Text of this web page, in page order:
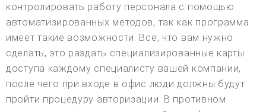
контролировать работу персонала с помощью
автоматизированных методов, так как программа
имеет такие возможности. Все, что вам нужно
сделать, это раздать специализированные карты
доступа каждому специалисту вашей компании,
после чего при входе в офис люди должны будут
пройти процедуру авторизации. В противном